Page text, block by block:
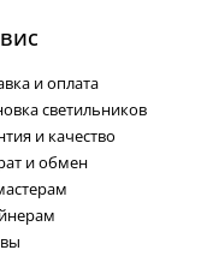
и оплата
светильников
и качество
и обмен